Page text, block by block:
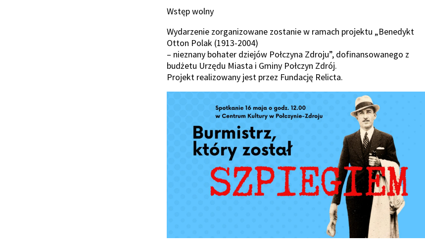
Wstęp wolny
Wydarzenie zorganizowane zostanie w ramach projektu „Benedykt
Otton Polak (1913-2004)
– nieznany bohater dziejów Połczyna Zdroju”, dofinansowanego z
budżetu Urzędu Miasta i Gminy Połczyn Zdrój.
Projekt realizowany jest przez Fundację Relicta.